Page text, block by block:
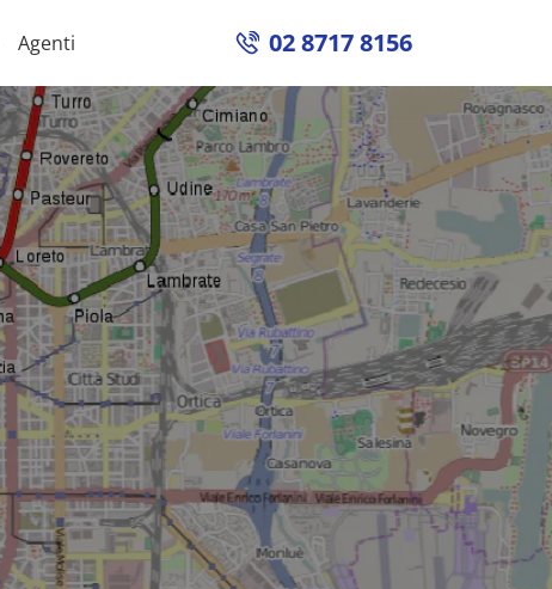
Agenti 02 8717 8156